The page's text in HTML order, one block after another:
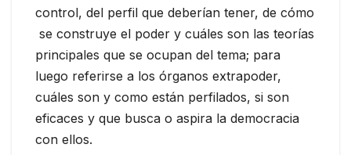
control, del perfil que deberían tener, de cómo
se construye el poder y cuáles son las teorías
principales que se ocupan del tema; para
luego referirse a los órganos extrapoder,
cuáles son y como están perfilados, si son
eficaces y que busca o aspira la democracia
con ellos.